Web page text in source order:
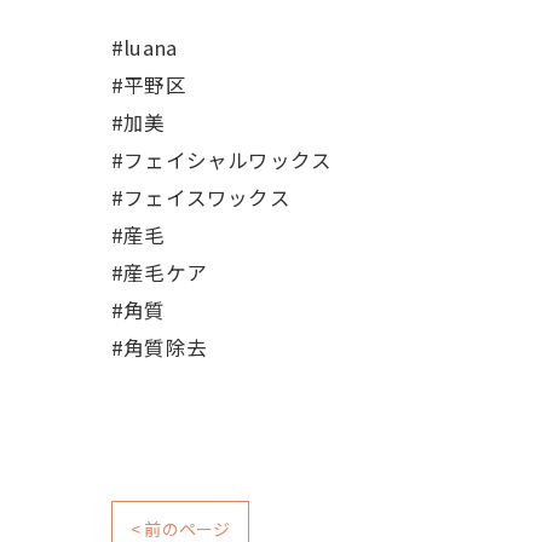
#luana
#平野区
#加美
#フェイシャルワックス
#フェイスワックス
#産毛
#産毛ケア
#角質
#角質除去
< 前のページ